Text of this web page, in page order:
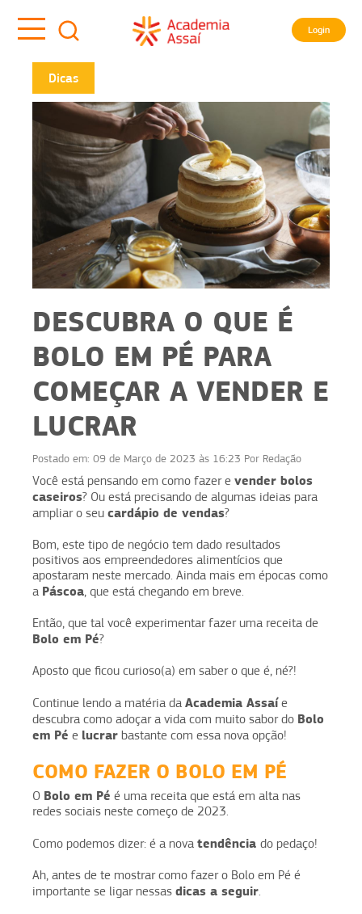
Login
Dicas
DESCUBRA O QUE É
BOLO EM PÉ PARA
COMEÇAR A VENDER E
LUCRAR
Postado em: 09 de Março de 2023 às 16:23 Por Redação
Você está pensando em como fazer e vender bolos
caseiros? Ou está precisando de algumas ideias para
ampliar o seu cardápio de vendas?
Bom, este tipo de negócio tem dado resultados
positivos aos empreendedores alimentícios que
apostaram neste mercado. Ainda mais em épocas como
a Páscoa, que está chegando em breve.
Então, que tal você experimentar fazer uma receita de
Bolo em Pé?
Aposto que ficou curioso(a) em saber o que é, né?!
Continue lendo a matéria da Academia Assaíe
descubra como adoçar a vida com muito sabor do Bolo
em Pé e lucrar bastante com essa nova opção!
COMO FAZER O BOLO EM PÉ
O Bolo em Pé é uma receita que está em alta nas
redes sociais neste começo de 2023.
Como podemos dizer: é a nova tendência do pedaço!
Ah, antes de te mostrar como fazer o Bolo em Pé é
importante se ligar nessas dicas a seguir.